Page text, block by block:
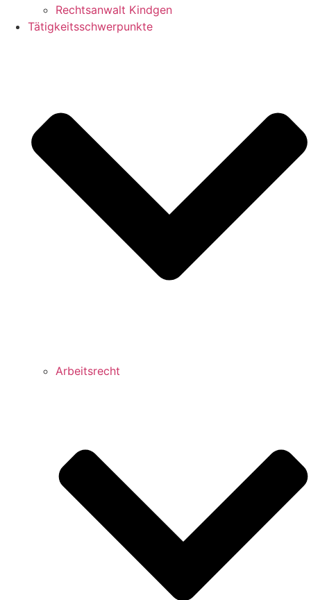
Rechtsanwalt Kindgen
Tätigkeitsschwerpunkte
Arbeitsrecht